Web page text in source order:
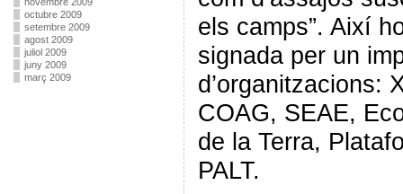
octubre 2009
setembre 2009
agost 2009
juliol 2009
juny 2009
març 2009
els camps”. Així
signada per un
d’organitzacions:
COAG, SEAE,
de la Terra,
PALT.